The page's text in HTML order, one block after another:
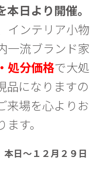
本日より開催。
インテリア小物
一流ブランド家
処分価格で大処
品になりますの
来場を心よりお
す。
～１２月２９日